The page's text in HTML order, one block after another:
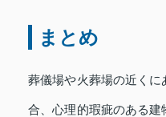
まとめ
葬儀場や火葬場の近く
合、心理的瑕疵のある